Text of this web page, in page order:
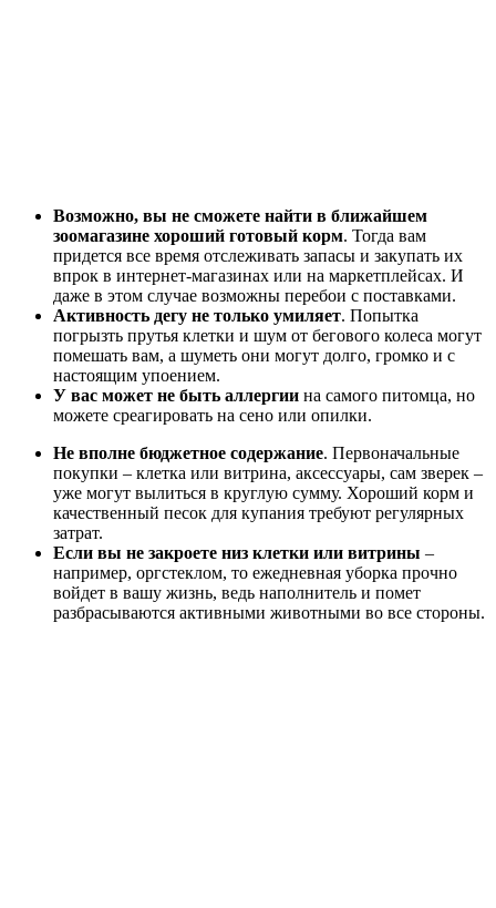
Возможно, вы не сможете найти в ближайшем
зоомагазине хороший готовый корм. Тогда вам
придется все время отслеживать запасы и закупать их
впрок в интернет-магазинах или на маркетплейсах. И
даже в этом случае возможны перебои с поставками.
Активность дегу не только умиляет. Попытка
погрызть прутья клетки и шум от бегового колеса могут
помешать вам, а шуметь они могут долго, громко и с
настоящим упоением.
У вас может не быть аллергии на самого питомца, но
можете среагировать на сено или опилки.
Не вполне бюджетное содержание. Первоначальные
покупки – клетка или витрина, аксессуары, сам зверек –
уже могут вылиться в круглую сумму. Хороший корм и
качественный песок для купания требуют регулярных
затрат.
Если вы не закроете низ клетки или витрины –
например, оргстеклом, то ежедневная уборка прочно
войдет в вашу жизнь, ведь наполнитель и помет
разбрасываются активными животными во все стороны.